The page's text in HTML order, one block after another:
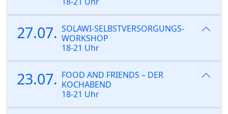
27.07. SOLAWI-SELBSTVERSORGUNGS-
WORKSHOP
18-21 Uhr
23.07. FOOD AND FRIENDS – DER
KOCHABEND
18-21 Uhr